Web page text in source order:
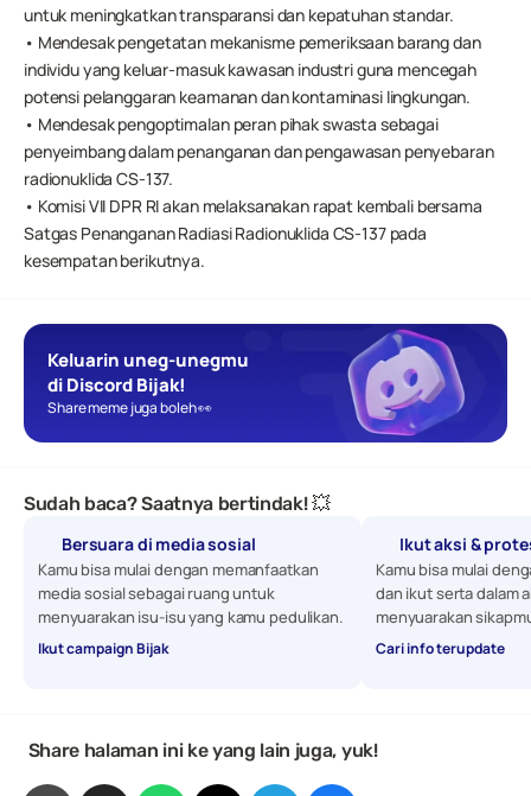
untuk meningkatkan transparansi dan kepatuhan standar.
• Mendesak pengetatan mekanisme pemeriksaan barang dan
individu yang keluar-masuk kawasan industri guna mencegah
potensi pelanggaran keamanan dan kontaminasi lingkungan.
• Mendesak pengoptimalan peran pihak swasta sebagai
penyeimbang dalam penanganan dan pengawasan penyebaran
radionuklida CS-137.
• Komisi VII DPR RI akan melaksanakan rapat kembali bersama
Satgas Penanganan Radiasi Radionuklida CS-137 pada
kesempatan berikutnya.
Keluarin uneg-unegmu
di Discord Bijak!
Share meme juga boleh 👀
Sudah baca? Saatnya bertindak! 💥
Bersuara di media sosial
Kamu bisa mulai dengan memanfaatkan
media sosial sebagai ruang untuk
menyuarakan isu-isu yang kamu pedulikan.
Ikut campaign Bijak
Ikut aksi &
Kamu bisa mulai
dan ikut serta dalam
menyuarakan
Cari info terupdate
Share halaman ini ke yang lain juga, yuk!